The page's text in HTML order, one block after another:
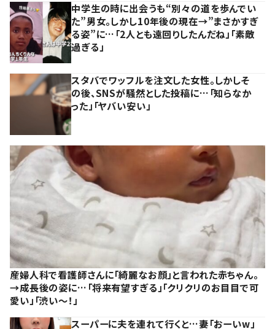
中学生の時に出会うも“別々の道を歩んでい
た”男女。しかし10年後の現在→”まさかすぎ
る姿”に…「2人とも遠回りしたんだね」「素敵
過ぎる」
スタバでワッフルを注文した女性。しかしそ
の後、SNSが騒然とした投稿に…「知らなか
った」「ヤバい安い」
産婦人科で看護師さんに「綺麗なお顔」と言われた赤ちゃん。
→成長後の姿に…「将来有望すぎる」「クリクリのお目目で可
愛い」「渋い～！」
スーパーに夫を連れて行くと…妻「おーいw」